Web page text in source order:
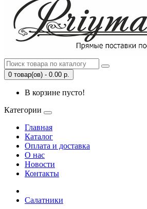
0 товар(ов) - 0.00 р.
В корзине пусто!
Категории
Главная
Каталог
Оплата и доставка
О нас
Новости
Контакты
Салатники